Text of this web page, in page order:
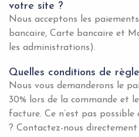
votre site ?
Nous acceptons les
bancaire, Carte bancaire et
les administrations).
Quelles conditions de
Nous vous demanderons le
30% lors de la commande et
facture. Ce n’est pas possible
? Contactez-nous